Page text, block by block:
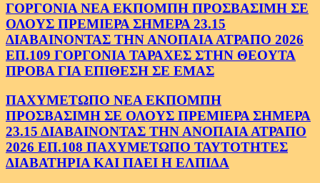
ΓΟΡΓΟΝΙΑ ΝΕΑ ΕΚΠΟΜΠΗ ΠΡΟΣΒΑΣΙΜΗ ΣΕ
ΟΛΟΥΣ ΠΡΕΜΙΕΡΑ ΣΗΜΕΡΑ 23.15
ΔΙΑΒΑΙΝΟΝΤΑΣ ΤΗΝ ΑΝΟΠΑΙΑ ΑΤΡΑΠΟ 2026
ΕΠ.109 ΓΟΡΓΟΝΙΑ ΤΑΡΑΧΕΣ ΣΤΗΝ ΘΕΟΥΤΑ
ΠΡΟΒΑ ΓΙΑ ΕΠΙΘΕΣΗ ΣΕ ΕΜΑΣ
ΠΑΧΥΜΕΤΩΠΟ ΝΕΑ ΕΚΠΟΜΠΗ
ΠΡΟΣΒΑΣΙΜΗ ΣΕ ΟΛΟΥΣ ΠΡΕΜΙΕΡΑ ΣΗΜΕΡΑ
23.15 ΔΙΑΒΑΙΝΟΝΤΑΣ ΤΗΝ ΑΝΟΠΑΙΑ ΑΤΡΑΠΟ
2026 ΕΠ.108 ΠΑΧΥΜΕΤΩΠΟ ΤΑΥΤΟΤΗΤΕΣ
ΔΙΑΒΑΤΗΡΙΑ ΚΑΙ ΠΑΕΙ Η ΕΛΠΙΔΑ